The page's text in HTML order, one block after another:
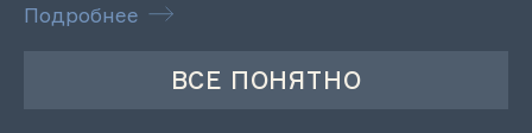
Выставка «Орудия земледелия,
найденные на территории
Подробнее